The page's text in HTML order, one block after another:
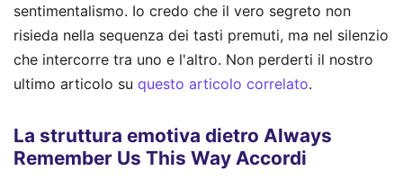
sentimentalismo. Io credo che il vero segreto non
risieda nella sequenza dei tasti premuti, ma nel silenzio
che intercorre tra uno e l'altro. Non perderti il nostro
ultimo articolo su questo articolo correlato.
La struttura emotiva dietro Always
Remember Us This Way Accordi